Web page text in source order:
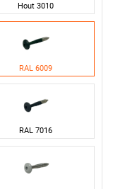
Hout 3010
RAL 6009
RAL 7016